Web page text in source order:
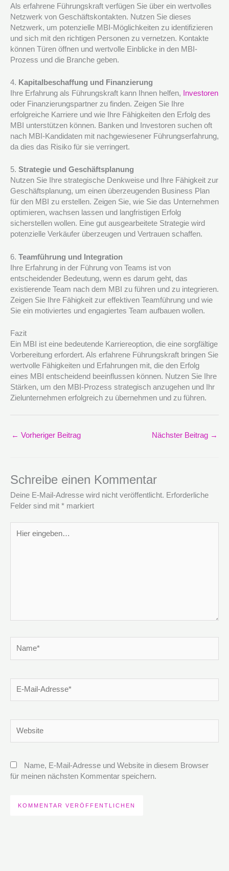
Als erfahrene Führungskraft verfügen Sie über ein wertvolles
Netzwerk von Geschäftskontakten. Nutzen Sie dieses
Netzwerk, um potenzielle MBI-Möglichkeiten zu identifizieren
und sich mit den richtigen Personen zu vernetzen. Kontakte
können Türen öffnen und wertvolle Einblicke in den MBI-
Prozess und die Branche geben.
4. Kapitalbeschaffung und Finanzierung
Ihre Erfahrung als Führungskraft kann Ihnen helfen,
Investoren
oder Finanzierungspartner zu finden. Zeigen Sie Ihre
erfolgreiche Karriere und wie Ihre Fähigkeiten den Erfolg des
MBI unterstützen können. Banken und Investoren suchen oft
nach MBI-Kandidaten mit nachgewiesener Führungserfahrung,
da dies das Risiko für sie verringert.
5. Strategie und Geschäftsplanung
Nutzen Sie Ihre strategische Denkweise und Ihre Fähigkeit zur
Geschäftsplanung, um einen überzeugenden Business Plan
für den MBI zu erstellen. Zeigen Sie, wie Sie das Unternehmen
optimieren, wachsen lassen und langfristigen Erfolg
sicherstellen wollen. Eine gut ausgearbeitete Strategie wird
potenzielle Verkäufer überzeugen und Vertrauen schaffen.
6. Teamführung und Integration
Ihre Erfahrung in der Führung von Teams ist von
entscheidender Bedeutung, wenn es darum geht, das
existierende Team nach dem MBI zu führen und zu integrieren.
Zeigen Sie Ihre Fähigkeit zur effektiven Teamführung und wie
Sie ein motiviertes und engagiertes Team aufbauen wollen.
Fazit
Ein MBI ist eine bedeutende Karriereoption, die eine sorgfältige
Vorbereitung erfordert. Als erfahrene Führungskraft bringen Sie
wertvolle Fähigkeiten und Erfahrungen mit, die den Erfolg
eines MBI entscheidend beeinflussen können. Nutzen Sie Ihre
Stärken, um den MBI-Prozess strategisch anzugehen und Ihr
Zielunternehmen erfolgreich zu übernehmen und zu führen.
← Vorheriger Beitrag Nächster Beitrag →
Schreibe einen Kommentar
Deine E-Mail-Adresse wird nicht veröffentlicht. Erforderliche
Felder sind mit * markiert
eingeben…
Mail-
Name, E-Mail-Adresse und Website in diesem Browser
für meinen nächsten Kommentar speichern.